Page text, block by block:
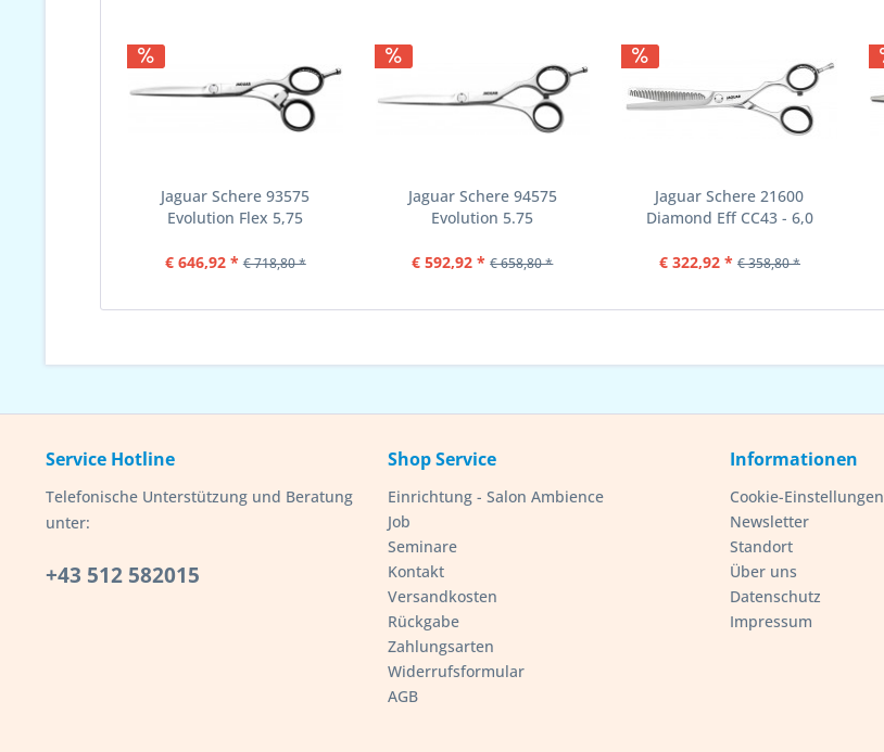
Jaguar Schere 93575
Evolution Flex 5,75
€ 646,92 * € 718,80 *
Jaguar Schere 94575
Evolution 5.75
€ 592,92 * € 658,80 *
Jaguar Schere 21600
Diamond Eff CC43 - 6,0
€ 322,92 * € 358,80 *
Service Hotline
Telefonische Unterstützung und Beratung
unter:
+43 512 582015
Shop Service
Einrichtung - Salon Ambience
Job
Seminare
Kontakt
Versandkosten
Rückgabe
Zahlungsarten
Widerrufsformular
AGB
Informationen
Cookie-Einstellungen
Newsletter
Standort
Über uns
Datenschutz
Impressum